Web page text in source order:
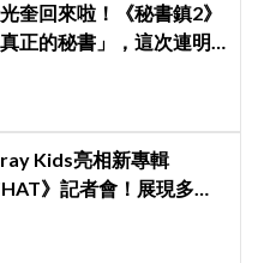
奎回來啦！《秘書鎮2》
正的秘書」，這次連明
Kids亮相新專輯
》記者會！展現多才